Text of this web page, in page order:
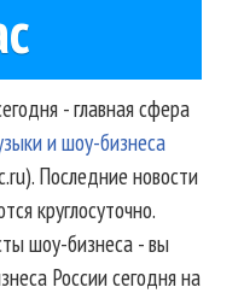
- главная сфера
и шоу-бизнеса
Последние новости
круглосуточно.
шоу-бизнеса - вы
России сегодня на